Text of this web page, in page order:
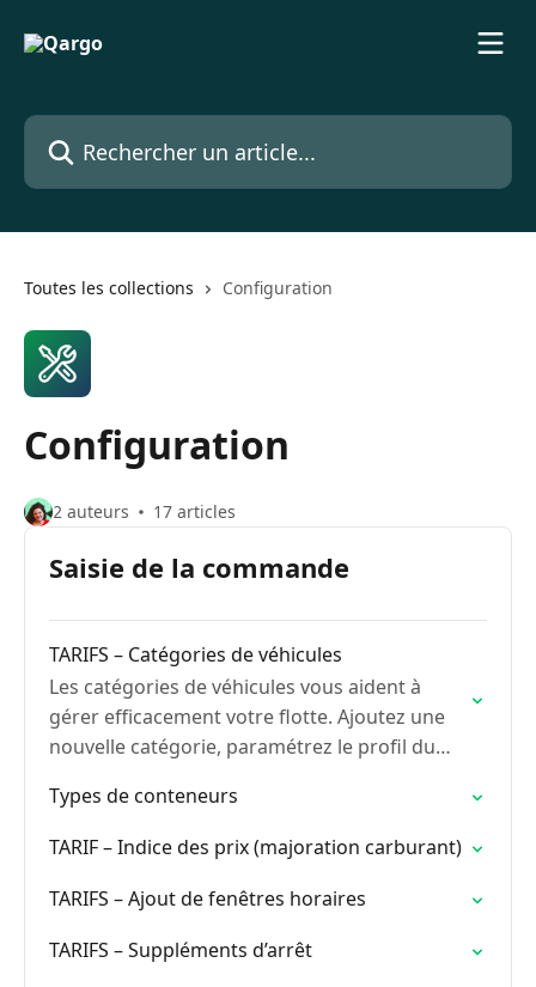
Rechercher un article...
Toutes les collections Configuration
Configuration
2 auteurs 17 articles
Saisie de la commande
TARIFS – Catégories de véhicules
Les catégories de véhicules vous aident à
gérer efficacement votre flotte. Ajoutez une
nouvelle catégorie, paramétrez le profil du
Types de conteneurs
TARIF – Indice des prix (majoration carburant)
TARIFS – Ajout de fenêtres horaires
TARIFS – Suppléments d’arrêt